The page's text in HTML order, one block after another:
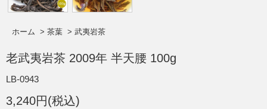
ホーム > 茶葉 > 武夷岩茶
老武夷岩茶 2009年 半天腰 100g
LB-0943
3,240円(税込)